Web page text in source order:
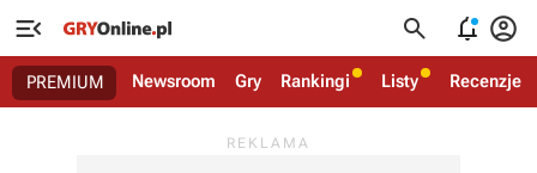
   
PREMIUM Newsroom Gry Rankingi Listy Recenzje